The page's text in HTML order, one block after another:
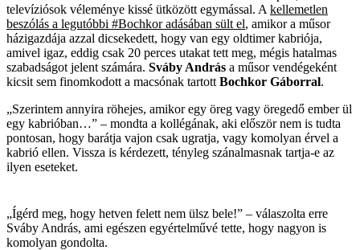
televíziósok véleménye kissé ütközött egymással. A kellemetlen
beszólás a legutóbbi #Bochkor adásában sült el, amikor a műsor
házigazdája azzal dicsekedett, hogy van egy oldtimer kabriója,
amivel igaz, eddig csak 20 perces utakat tett meg, mégis hatalmas
szabadságot jelent számára. Sváby András a műsor vendégeként
kicsit sem finomkodott a macsónak tartott Bochkor Gáborral.
„Szerintem annyira röhejes, amikor egy öreg vagy öregedő ember ül
egy kabrióban…” – mondta a kollégának, aki először nem is tudta
pontosan, hogy barátja vajon csak ugratja, vagy komolyan érvel a
kabrió ellen. Vissza is kérdezett, tényleg szánalmasnak tartja-e az
ilyen eseteket.
„Ígérd meg, hogy hetven felett nem ülsz bele!” – válaszolta erre
Sváby András, ami egészen egyértelművé tette, hogy nagyon is
komolyan gondolta.